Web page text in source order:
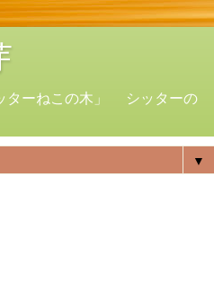
ターねこの木」 シッターの
▼